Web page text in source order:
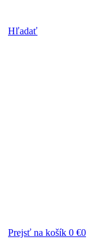
Hľadať
Prejsť na košík 0 €0